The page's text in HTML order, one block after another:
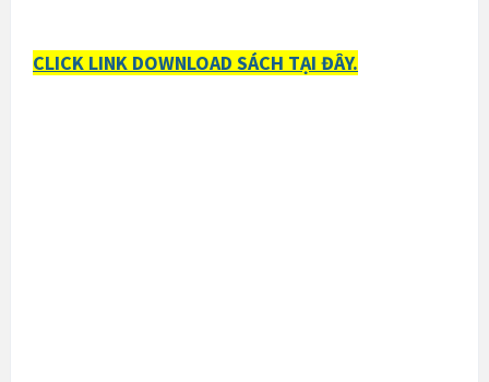
CLICK LINK DOWNLOAD SÁCH TẠI ĐÂY.